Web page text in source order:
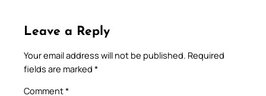
Leave a Reply
Your email address will not be published. Required
fields are marked *
Comment*